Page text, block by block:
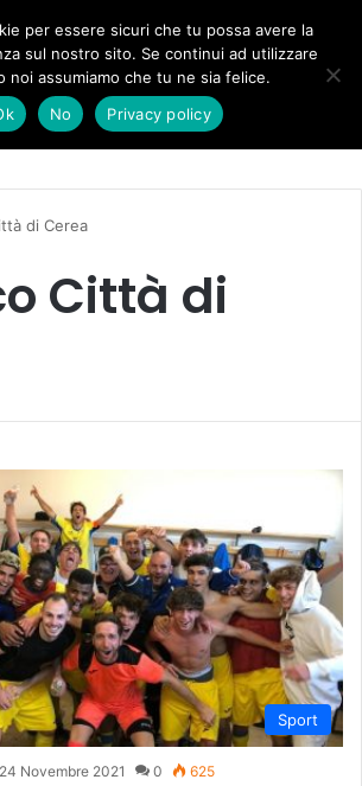
Donà nella segreteria regionale
di Cerea
Città di
Sport
24 Novembre 2021 0 625
per essere sicuri che tu possa avere la
sul nostro sito. Se continui ad utilizzare
noi assumiamo che tu ne sia felice.
No Privacy policy